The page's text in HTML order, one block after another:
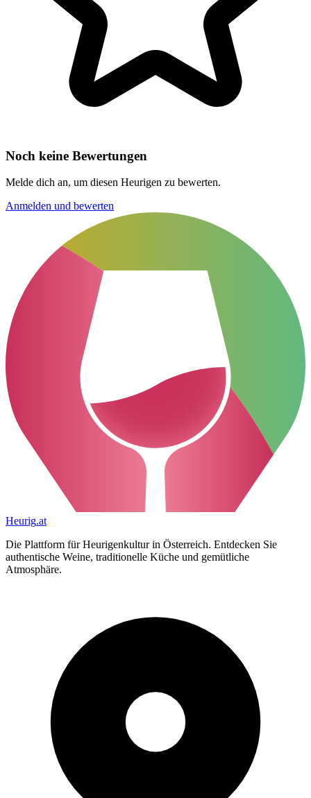
Noch keine Bewertungen
Melde dich an, um diesen Heurigen zu bewerten.
Anmelden und bewerten
Heurig.at
Die Plattform für Heurigenkultur in Österreich. Entdecken Sie
authentische Weine, traditionelle Küche und gemütliche
Atmosphäre.